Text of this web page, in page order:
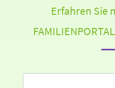
Erfahren Sie